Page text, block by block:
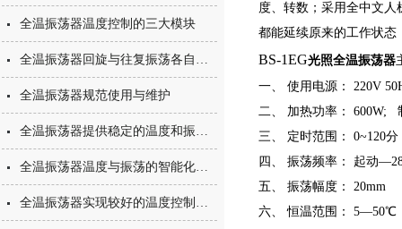
全温振荡器温度控制的三大模块
全温振荡器回旋与往复振荡各自特色
全温振荡器规范使用与维护
全温振荡器提供稳定的温度和振荡培养环境
全温振荡器温度与振荡的智能化数控
全温振荡器实现较好的温度控制与振荡混匀
度、转数；采用全中文
都能延续原来的工作状态
BS-1EG光照全温振荡器
一、 使用电源： 220V
二、 加热功率： 600W;
三、 定时范围： 0~120
四、 振荡频率： 起动
五、 振荡幅度： 20mm
六、 恒温范围： 5—50℃